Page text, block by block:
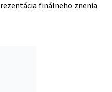
finálneho znenia